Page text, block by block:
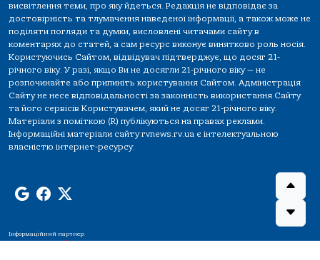
висвітлення теми, про яку йдеться. Редакція не відповідає за
достовірність та тлумачення наведеної інформації, а також може не
поділяти погляди та думки, висловлені читачами сайту в
коментарях до статей, а сам ресурс виконує винятково роль носія.
Користуючись Сайтом, відвідувач підтверджує, що досяг 21-
річного віку. У разі, якщо Ви не досягли 21-річного віку — не
розпочинайте або припиніть користування Сайтом. Адміністрація
Сайту не несе відповідальності за законність використання Сайту
та його сервісів Користувачем, який не досяг 21-річного віку.
Матеріали з поміткою (R) публікуються на правах реклами.
Інформаційні матеріали сайту rvnews.rv.ua є інтелектуальною
власністю інтернет-ресурсу.
Інформаційний партнер: